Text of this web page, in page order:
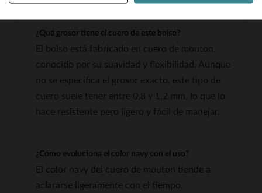
¿Qué grosor tiene el cuero de este bolso?
El bolso está fabricado en cuero de mouton,
conocido por su suavidad y flexibilidad. Aunque
no se especifica el grosor exacto, este tipo de
cuero suele tener entre 0,8 y 1,2 mm, lo que lo
hace resistente pero ligero y fácil de manejar.
¿Cómo evoluciona el color navy con el uso?
El color navy del cuero de mouton tiende a
aclararse ligeramente con el tiempo,